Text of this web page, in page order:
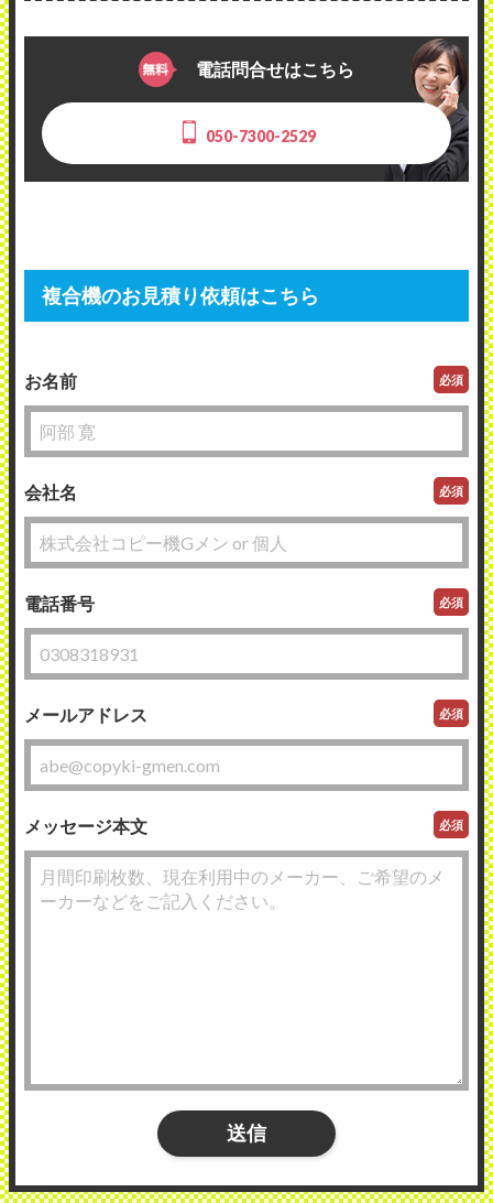
電話問合せはこちら
050-7300-2529
複合機のお見積り依頼はこちら
お名前 必須
会社名 必須
電話番号 必須
メールアドレス 必須
メッセージ本文 必須